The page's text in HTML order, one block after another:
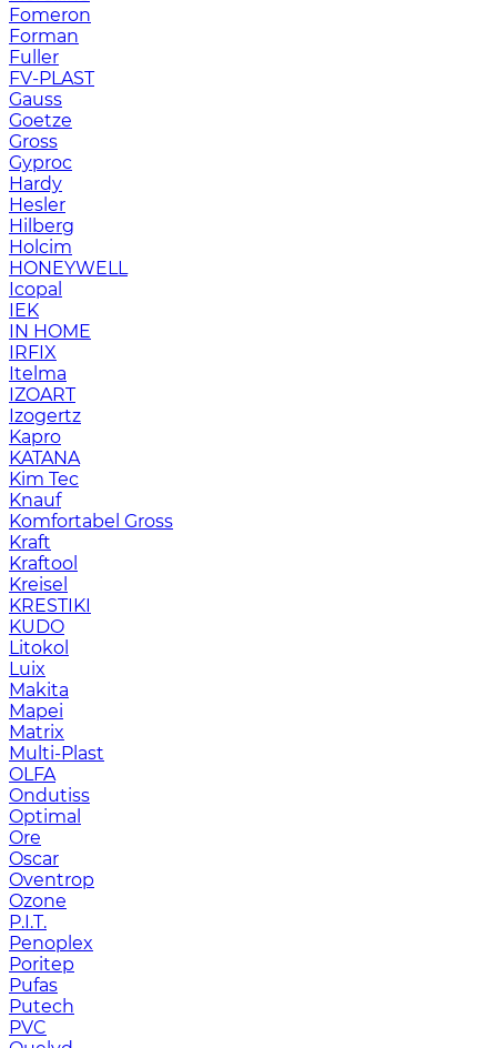
Fomeron
Forman
Fuller
FV-PLAST
Gauss
Goetze
Gross
Gyproc
Hardy
Hesler
Hilberg
Holcim
HONEYWELL
Icopal
IEK
IN HOME
IRFIX
Itelma
IZOART
Izogertz
Kapro
KATANA
Kim Tec
Knauf
Komfortabel Gross
Kraft
Kraftool
Kreisel
KRESTIKI
KUDO
Litokol
Luix
Makita
Mapei
Matrix
Multi-Plast
OLFA
Ondutiss
Optimal
Ore
Oscar
Oventrop
Ozone
P.I.T.
Penoplex
Poritep
Pufas
Putech
PVC